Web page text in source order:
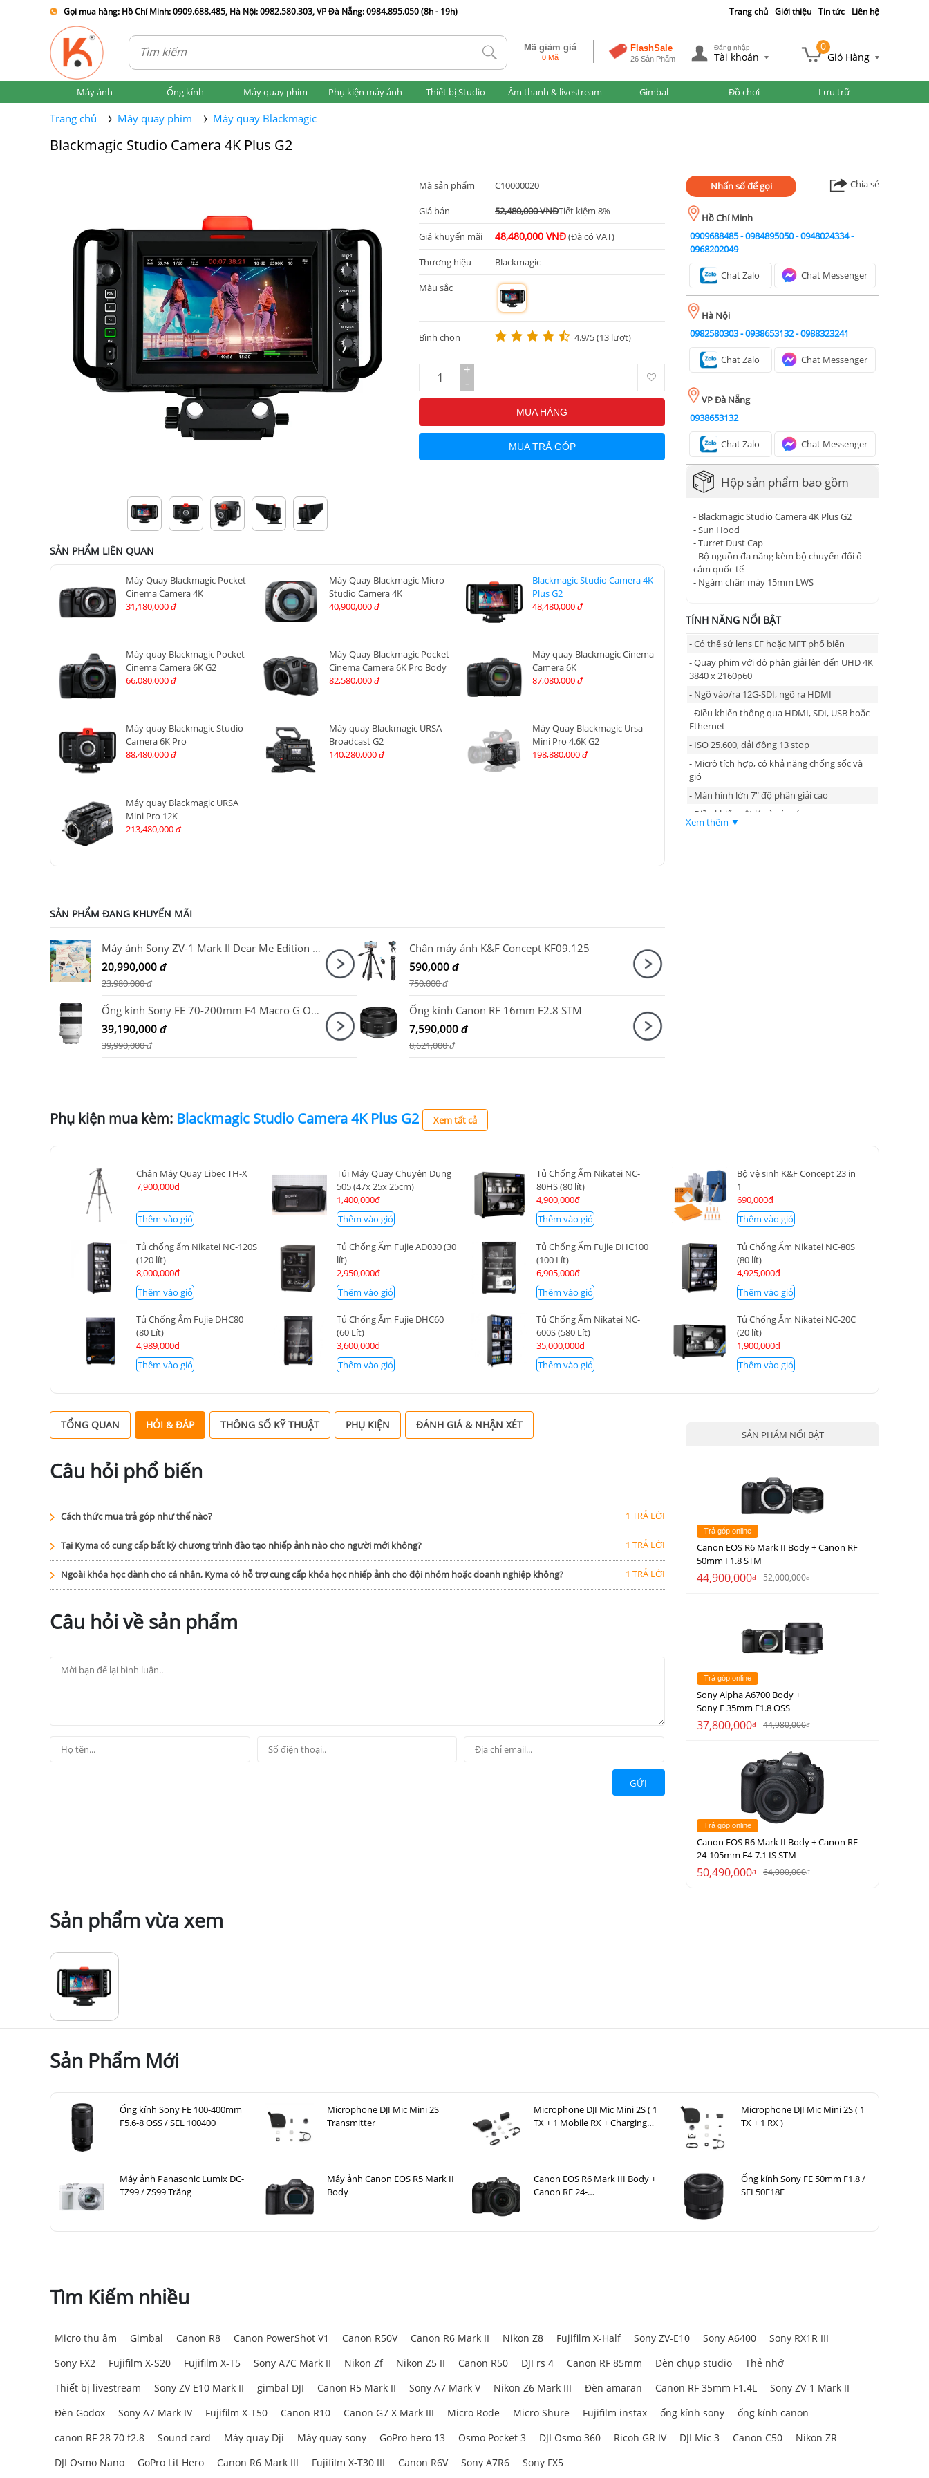
Gọi mua hàng: Hồ Chí Minh: 0909.688.485, Hà Nội: 0982.580.303, VP Đà Nẵng: 0984.895.050 (8h - 19h) Trang chủ Giới thiệu Tin tức Liên hệ
tlk Mã giảm giá
0 Mã
FlashSale
26 Sản Phẩm
Đăng nhập
Tài khoản
0
Giỏ Hàng
Máy ảnh Ống kính Máy quay phim Phụ kiện máy ảnh Thiết bị Studio Âm thanh & livestream Gimbal Đồ chơi Lưu trữ
Trang chủ Máy quay phim Máy quay Blackmagic
Blackmagic Studio Camera 4K Plus G2
Mã sản phẩm C10000020
Giá bán 52,480,000 VNĐTiết kiệm 8%
Giá khuyến mãi 48,480,000 VNĐ(Đã có VAT)
Thương hiệu Blackmagic
Màu sắc
m
Bình chọn 4.9/5 (13 lượt)
+
-
MUA HÀNG
MUA TRẢ GÓP
SẢN PHẨM LIÊN QUAN
Máy Quay Blackmagic Pocket
Cinema Camera 4K
31,180,000 đ
Máy Quay Blackmagic Micro
Studio Camera 4K
40,900,000 đ
Blackmagic Studio Camera 4K
Plus G2
48,480,000 đ
Máy quay Blackmagic Pocket
Cinema Camera 6K G2
66,080,000 đ
Máy Quay Blackmagic Pocket
Cinema Camera 6K Pro Body
82,580,000 đ
Máy quay Blackmagic Cinema
Camera 6K
87,080,000 đ
Máy quay Blackmagic Studio
Camera 6K Pro
88,480,000 đ
Máy quay Blackmagic URSA
Broadcast G2
140,280,000 đ
Máy Quay Blackmagic Ursa
Mini Pro 4.6K G2
198,880,000 đ
Máy quay Blackmagic URSA
Mini Pro 12K
213,480,000 đ
SẢN PHẨM ĐANG KHUYẾN MÃI
Máy ảnh Sony ZV-1 Mark II Dear Me Edition Trắng
20,990,000 đ
23,980,000đ
Chân máy ảnh K&F Concept KF09.125
590,000 đ
750,000đ
Ống kính Sony FE 70-200mm F4 Macro G OSS II / SEL70200G2
39,190,000 đ
39,990,000đ
Ống kính Canon RF 16mm F2.8 STM
7,590,000 đ
8,621,000đ
Nhấn số để gọi Chia sẻ
Hồ Chí Minh
0909688485-0984895050-0948024334-
0968202049
Chat Zalo Chat Messenger
Hà Nội
0982580303-0938653132-0988323241
Chat Zalo Chat Messenger
VP Đà Nẵng
0938653132
Chat Zalo Chat Messenger
Hộp sản phẩm bao gồm
- Blackmagic Studio Camera 4K Plus G2
- Sun Hood
- Turret Dust Cap
- Bộ nguồn đa năng kèm bộ chuyển đổi ổ
cắm quốc tế
- Ngàm chân máy 15mm LWS
TÍNH NĂNG NỔI BẬT
- Có thể sử lens EF hoặc MFT phổ biến
- Quay phim với độ phân giải lên đến UHD 4K
3840 x 2160p60
- Ngõ vào/ra 12G-SDI, ngõ ra HDMI
- Điều khiển thông qua HDMI, SDI, USB hoặc
Ethernet
- ISO 25.600, dải động 13 stop
- Micrô tích hợp, có khả năng chống sốc và
gió
- Màn hình lớn 7" độ phân giải cao
- Điều khiển vật lý và cảm ứng
Xem thêm ▼
Phụ kiện mua kèm: Blackmagic Studio Camera 4K Plus G2 Xem tất cả
Chân Máy Quay Libec TH-X
7,900,000đ
Thêm vào giỏ
Túi Máy Quay Chuyên Dụng
505 (47x 25x 25cm)
1,400,000đ
Thêm vào giỏ
Tủ Chống Ẩm Nikatei NC-
80HS (80 lít)
4,900,000đ
Thêm vào giỏ
Bộ vệ sinh K&F Concept 23 in
1
690,000đ
Thêm vào giỏ
Tủ chống ẩm Nikatei NC-120S
(120 lít)
8,000,000đ
Thêm vào giỏ
Tủ Chống Ẩm Fujie AD030 (30
lít)
2,950,000đ
Thêm vào giỏ
Tủ Chống Ẩm Fujie DHC100
(100 Lít)
6,905,000đ
Thêm vào giỏ
Tủ Chống Ẩm Nikatei NC-80S
(80 lít)
4,925,000đ
Thêm vào giỏ
Tủ Chống Ẩm Fujie DHC80
(80 Lít)
4,989,000đ
Thêm vào giỏ
Tủ Chống Ẩm Fujie DHC60
(60 Lít)
3,600,000đ
Thêm vào giỏ
Tủ Chống Ẩm Nikatei NC-
600S (580 Lít)
35,000,000đ
Thêm vào giỏ
Tủ Chống Ẩm Nikatei NC-20C
(20 lít)
1,900,000đ
Thêm vào giỏ
TỔNG QUAN HỎI & ĐÁP THÔNG SỐ KỸ THUẬT PHỤ KIỆN ĐÁNH GIÁ & NHẬN XÉT
Câu hỏi phổ biến
Cách thức mua trả góp như thế nào? 1 TRẢ LỜI
Tại Kyma có cung cấp bất kỳ chương trình đào tạo nhiếp ảnh nào cho người mới không? 1 TRẢ LỜI
Ngoài khóa học dành cho cá nhân, Kyma có hỗ trợ cung cấp khóa học nhiếp ảnh cho đội nhóm hoặc doanh nghiệp không? 1 TRẢ LỜI
Câu hỏi về sản phẩm
GỬI
SẢN PHẨM NỔI BẬT
Trả góp online
Canon EOS R6 Mark II Body + Canon RF
50mm F1.8 STM
44,900,000đ 52,000,000đ
Trả góp online
Sony Alpha A6700 Body +
Sony E 35mm F1.8 OSS
37,800,000đ 44,980,000đ
Trả góp online
Canon EOS R6 Mark II Body + Canon RF
24-105mm F4-7.1 IS STM
50,490,000đ 64,000,000đ
Sản phẩm vừa xem
Sản Phẩm Mới
Ống kính Sony FE 100-400mm
F5.6-8 OSS / SEL 100400
Microphone DJI Mic Mini 2S
Transmitter
Microphone DJI Mic Mini 2S ( 1
TX + 1 Mobile RX + Charging
Microphone DJI Mic Mini 2S ( 1
TX + 1 RX )
Máy ảnh Panasonic Lumix DC-
TZ99 / ZS99 Trắng
Máy ảnh Canon EOS R5 Mark II
Body
Canon EOS R6 Mark III Body +
Canon RF 24-
Ống kính Sony FE 50mm F1.8 /
SEL50F18F
Tìm Kiếm nhiều
Micro thu âm Gimbal Canon R8 Canon PowerShot V1 Canon R50V Canon R6 Mark II Nikon Z8 Fujifilm X-Half Sony ZV-E10 Sony A6400
Sony RX1R III
Sony FX2
Fujifilm X-S20 Fujifilm X-T5 Sony A7C Mark II Nikon Zf Nikon Z5 II Canon R50 DJI rs 4 Canon RF 85mm Đèn chụp studio
Thẻ nhớ
Thiết bị livestream
Sony ZV E10 Mark II gimbal DJI Canon R5 Mark II Sony A7 Mark V Nikon Z6 Mark III Đèn amaran Canon RF 35mm F1.4L
Sony ZV-1 Mark II
Đèn Godox
Sony A7 Mark IV Fujifilm X-T50 Canon R10 Canon G7 X Mark III Micro Rode Micro Shure Fujifilm instax ống kính sony
ống kính canon
canon RF 28 70 f2.8
Sound card Máy quay Dji Máy quay sony GoPro hero 13 Osmo Pocket 3 DJI Osmo 360 Ricoh GR IV DJI Mic 3 Canon C50
Nikon ZR
DJI Osmo Nano
GoPro Lit Hero Canon R6 Mark III Fujifilm X-T30 III Canon R6V Sony A7R6 Sony FX5